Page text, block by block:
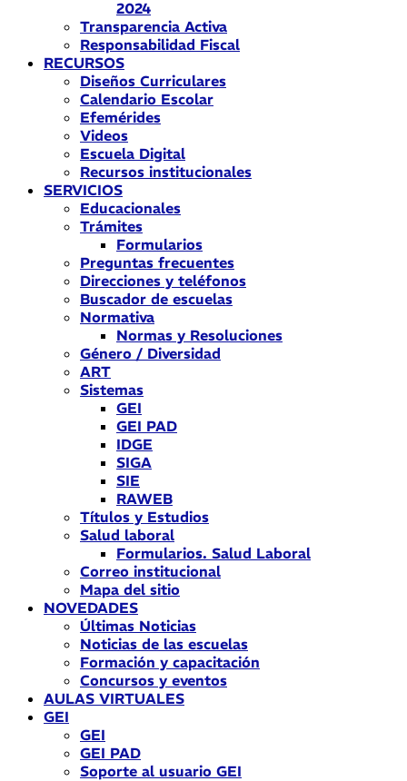
2024
Transparencia Activa
Responsabilidad Fiscal
RECURSOS
Diseños Curriculares
Calendario Escolar
Efemérides
Videos
Escuela Digital
Recursos institucionales
SERVICIOS
Educacionales
Trámites
Formularios
Preguntas frecuentes
Direcciones y teléfonos
Buscador de escuelas
Normativa
Normas y Resoluciones
Género / Diversidad
ART
Sistemas
GEI
GEI PAD
IDGE
SIGA
SIE
RAWEB
Títulos y Estudios
Salud laboral
Formularios. Salud Laboral
Correo institucional
Mapa del sitio
NOVEDADES
Últimas Noticias
Noticias de las escuelas
Formación y capacitación
Concursos y eventos
AULAS VIRTUALES
GEI
GEI
GEI PAD
Soporte al usuario GEI